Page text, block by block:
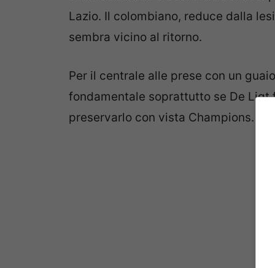
Lazio. Il colombiano, reduce dalla
sembra vicino al ritorno.
Per il centrale alle prese con un
fondamentale soprattutto se De Ligt
preservarlo con vista Champions.